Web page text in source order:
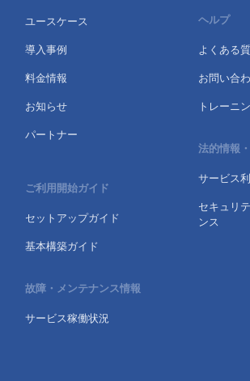
ユースケース
導入事例
料金情報
お知らせ
パートナー
ご利用開始ガイド
セットアップガイド
基本構築ガイド
故障・メンテナンス情報
サービス稼働状況
ヘルプ
よくある
お問い合
トレーニ
法的情報
サービス
セキュリ
ンス